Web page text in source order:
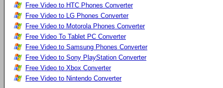
Free Video to HTC Phones Converter
Free Video to LG Phones Converter
Free Video to Motorola Phones Converter
Free Video To Tablet PC Converter
Free Video to Samsung Phones Converter
Free Video to Sony PlayStation Converter
Free Video to Xbox Converter
Free Video to Nintendo Converter